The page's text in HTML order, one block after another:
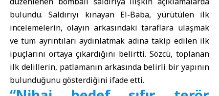
bulundu. Saldırıyı kınayan El-Baba, yürütülen ilk
incelemelerin, olayın arkasındaki taraflara ulaşmak
ve tüm ayrıntıları aydınlatmak adına takip edilen ilk
ipuçlarını ortaya çıkardığını belirtti. Sözcü, toplanan
ilk delillerin, patlamanın arkasında belirli bir yapının
bulunduğunu gösterdiğini ifade etti.